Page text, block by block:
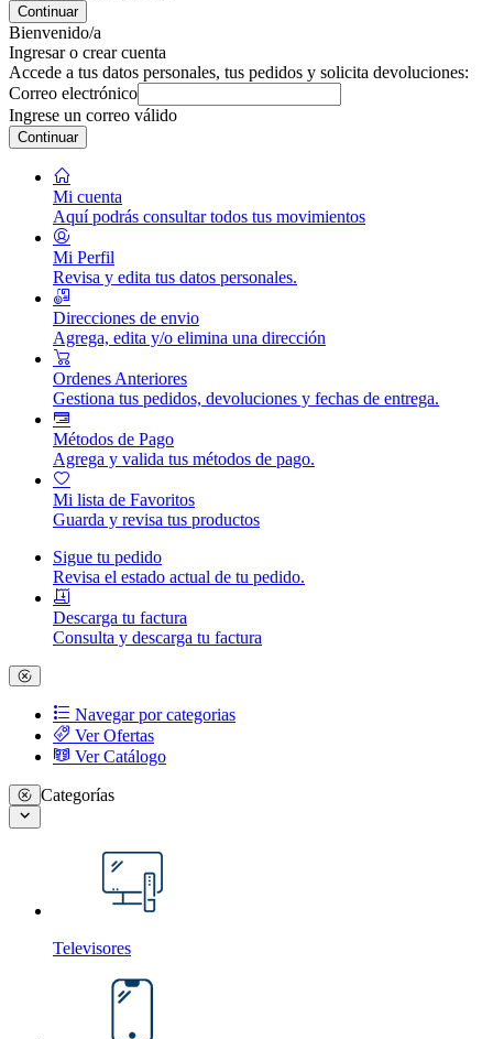
Continuar
Bienvenido/a
Ingresar o crear cuenta
Accede a tus datos personales, tus pedidos y solicita devoluciones:
Correo electrónico
Ingrese un correo válido
Continuar
Mi cuenta
Aquí podrás consultar todos tus movimientos
Mi Perfil
Revisa y edita tus datos personales.
Direcciones de envio
Agrega, edita y/o elimina una dirección
Ordenes Anteriores
Gestiona tus pedidos, devoluciones y fechas de entrega.
Métodos de Pago
Agrega y valida tus métodos de pago.
Mi lista de Favoritos
Guarda y revisa tus productos
Sigue tu pedido
Revisa el estado actual de tu pedido.
Descarga tu factura
Consulta y descarga tu factura
Navegar por categorias
Ver Ofertas
Ver Catálogo
Categorías
Televisores